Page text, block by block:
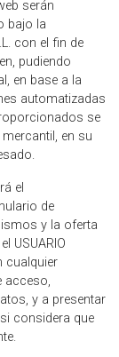
serán
bajo la
con el fin de
pudiendo
en base a la
automatizadas
se
en su
el
de
y la oferta
USUARIO
cualquier
acceso,
y a presentar
considera que